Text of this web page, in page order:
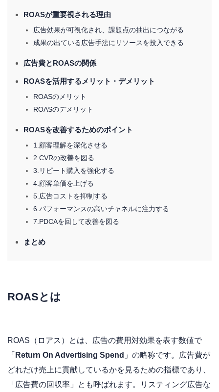
ROASが重要視される理由
広告効果が可視化され、課題点の抽出につながる
成果の出ている広告手法にリソースを投入できる
広告費とROASの関係
ROASを活用するメリット・デメリット
ROASのメリット
ROASのデメリット
ROASを改善するためのポイント
1.顧客理解を深化させる
2.CVRの改善を図る
3.リピート購入を強化する
4.顧客単価を上げる
5.広告コストを抑制する
6.パフォーマンスの高いチャネルに注力する
7.PDCAを回して改善を図る
まとめ
ROASとは
ROAS（ロアス）とは、広告の費用対効果を表す数値で
「 Return On Advertising Spend 」の略称です。
広告費が
どれだけ売上に貢献しているかを見るための指標であり、
「広告費の回収率」とも呼ばれます。リスティング広告な